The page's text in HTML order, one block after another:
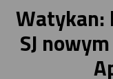
Watykan:
SJ